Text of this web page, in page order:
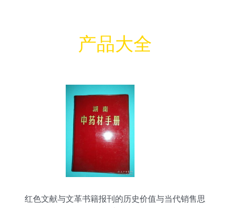
产品大全
红色文献与文革书籍报刊的历史价值与当代销售思